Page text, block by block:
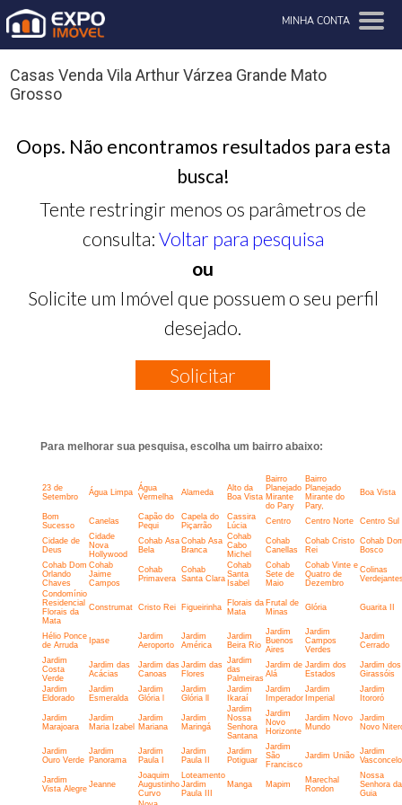
MINHA CONTA
Casas Venda Vila Arthur Várzea Grande Mato
Grosso
Oops. Não encontramos resultados para esta
busca!
Tente restringir menos os parâmetros de
consulta: Voltar para pesquisa
ou
Solicite um Imóvel que possuem o seu perfil
desejado.
Solicitar
Para melhorar sua pesquisa, escolha um bairro abaixo:
23 de
Setembro
Água Limpa
Água
Vermelha
Alameda
Alto da
Boa Vista
Bairro
Planejado
Mirante
do Pary
Bairro
Planejado
Mirante do
Pary,
Boa Vista
Bom
Sucesso
Canelas
Capão do
Pequi
Capela do
Piçarrão
Cassira
Lúcia
Centro Centro Norte Centro Sul
Cidade de
Deus
Cidade
Nova
Hollywood
Cohab Asa
Bela
Cohab Asa
Branca
Cohab
Cabo
Michel
Cohab
Canellas
Cohab Cristo
Rei
Cohab
Bosco
Cohab Dom
Orlando
Chaves
Cohab
Jaime
Campos
Cohab
Primavera
Cohab
Santa Clara
Cohab
Santa
Isabel
Cohab
Sete de
Maio
Cohab Vinte e
Quatro de
Dezembro
Colinas
Condomínio
Residencial
Florais da
Mata
Construmat Cristo Rei Figueirinha
Florais da
Mata
Frutal de
Minas
Glória Guarita II
Hélio Ponce
de Arruda
Ipase
Jardim
Aeroporto
Jardim
América
Jardim
Beira Rio
Jardim
Buenos
Aires
Jardim
Campos
Verdes
Jardim
Cerrado
Jardim
Costa
Verde
Jardim das
Acácias
Jardim das
Canoas
Jardim das
Flores
Jardim
das
Palmeiras
Jardim de
Alá
Jardim dos
Estados
Jardim dos
Girassóis
Jardim
Eldorado
Jardim
Esmeralda
Jardim
Glória l
Jardim
Glória ll
Jardim
Ikaraí
Jardim
Imperador
Jardim
Imperial
Jardim
Itororó
Jardim
Marajoara
Jardim
Maria Izabel
Jardim
Mariana
Jardim
Maringá
Jardim
Nossa
Senhora
Santana
Jardim
Novo
Horizonte
Jardim Novo
Mundo
Jardim
Novo
Jardim
Ouro Verde
Jardim
Panorama
Jardim
Paula I
Jardim
Paula II
Jardim
Potiguar
Jardim
São
Francisco
Jardim União
Jardim
Jardim
Vista Alegre Jeanne
Joaquim
Augustinho
Curvo
Loteamento
Jardim
Paula III
Manga Mapim
Marechal
Rondon
Nossa
Senhora da
Guia